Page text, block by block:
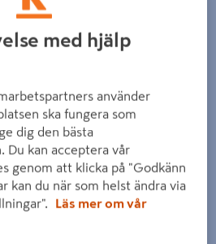
med hjälp
använder
ska fungera som
dig den bästa
Du kan acceptera vår
genom att klicka på "Godkänn
kan du när som helst ändra via
Läs mer om vår